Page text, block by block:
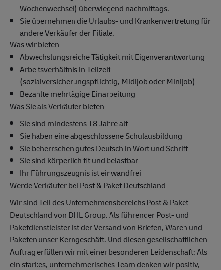
Wochenwechsel) überwiegend nachmittags.
Sie übernehmen die Urlaubs- und Krankenvertretung für
andere Verkäufer der Filiale.
Was wir bieten
Abwechslungsreiche Tätigkeit mit Eigenverantwortung
Arbeitsverhältnis in Teilzeit
(sozialversicherungspflichtig, Midijob oder Minijob)
Bezahlte mehrtägige Einarbeitung
Was Sie als Verkäufer bieten
Sie sind mindestens 18 Jahre alt
Sie haben eine abgeschlossene Schulausbildung
Sie beherrschen gutes Deutsch in Wort und Schrift
Sie sind körperlich fit und belastbar
Ihr Führungszeugnis ist einwandfrei
Werde Verkäufer bei Post & Paket Deutschland
Wir sind Teil des Unternehmensbereichs Post & Paket
Deutschland von DHL Group. Als führender Post- und
Paketdienstleister ist der Versand von Briefen, Waren und
Paketen unser Kerngeschäft. Und diesen gesellschaftlichen
Auftrag erfüllen wir mit einer besonderen Leidenschaft: Als
ein starkes, unternehmerisches Team denken wir positiv,